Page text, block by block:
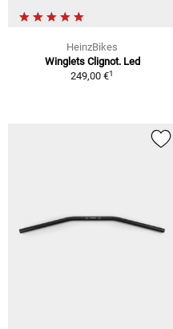
HeinzBikes
Winglets Clignot. Led
249,00 €1